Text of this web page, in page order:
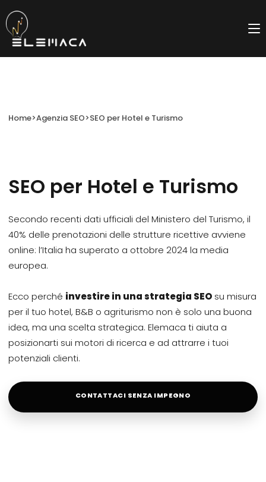
al
contenuto
Home>Agenzia SEO>SEO per Hotel e Turismo
SEO per Hotel e Turismo
Secondo recenti dati ufficiali del Ministero del Turismo, il
40% delle prenotazioni delle strutture ricettive avviene
online: l’Italia ha superato a ottobre 2024 la media
europea.
Ecco perché investire in una strategia SEO su misura
per il tuo hotel, B&B o agriturismo non è solo una buona
idea, ma una scelta strategica. Elemaca ti aiuta a
posizionarti sui motori di ricerca e ad attrarre i tuoi
potenziali clienti.
CONTATTACI SENZA IMPEGNO